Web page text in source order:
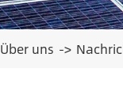
Über uns